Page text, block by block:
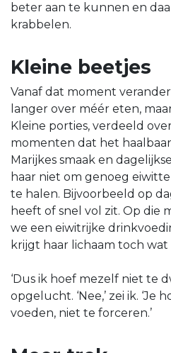
beter aan te kunnen en
krabbelen.
Kleine beetjes
Vanaf dat moment
langer over méér eten,
Kleine porties, verdeeld
momenten dat het haalbaar
Marijkes smaak en
haar niet om genoeg
te halen. Bijvoorbeeld op
heeft of snel vol zit. Op die
we een eiwitrijke
krijgt haar lichaam toch
‘Dus ik hoef mezelf niet te
opgelucht. ‘Nee,’ zei ik. ‘Je
voeden, niet te forceren.’